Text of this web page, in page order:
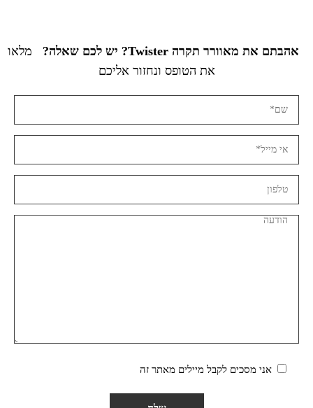
אהבתם את מאוורר תקרה Twister? יש לכם שאלה?
מלאו
את הטופס ונחזור אליכם
אני מסכים לקבל מיילים מאתר זה